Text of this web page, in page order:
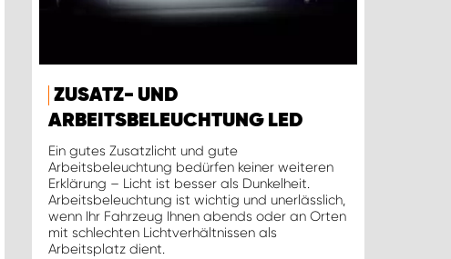
ZUSATZ- UND
ARBEITSBELEUCHTUNG LED
Ein gutes Zusatzlicht und gute
Arbeitsbeleuchtung bedürfen keiner weiteren
Erklärung – Licht ist besser als Dunkelheit.
Arbeitsbeleuchtung ist wichtig und unerlässlich,
wenn Ihr Fahrzeug Ihnen abends oder an Orten
mit schlechten Lichtverhältnissen als
Arbeitsplatz dient.